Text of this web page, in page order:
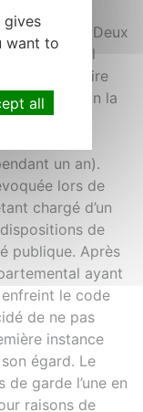
dont 286
contrats. Deux
du Conseil
disciplinaire
pour l’un la
égard en
de
un an).
lors de
chargé d’un
de
publique. Après
ayant
le code
de ne pas
instance
égard. Le
garde l’une en
raisons de
gives
want to
all